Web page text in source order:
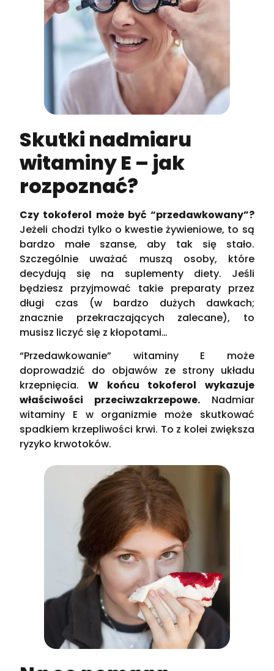
Skutki nadmiaru
witaminy E – jak
rozpoznać?
Czy tokoferol może być “przedawkowany”?
Jeżeli chodzi tylko o kwestie żywieniowe, to są
bardzo małe szanse, aby tak się stało.
Szczególnie uważać muszą osoby, które
decydują się na suplementy diety. Jeśli
będziesz przyjmować takie preparaty przez
długi czas (w bardzo dużych dawkach;
znacznie przekraczających zalecane), to
musisz liczyć się z kłopotami…
“Przedawkowanie” witaminy E może
doprowadzić do objawów ze strony układu
krzepnięcia. W końcu tokoferol wykazuje
właściwości przeciwzakrzepowe. Nadmiar
witaminy E w organizmie może skutkować
spadkiem krzepliwości krwi. To z kolei zwiększa
ryzyko krwotoków.